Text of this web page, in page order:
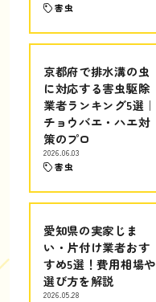
害虫
京都府で排水溝の虫
に対応する害虫駆除
業者ランキング5選｜
チョウバエ・ハエ対
策のプロ
2026.06.03
害虫
愛知県の実家じま
い・片付け業者おす
すめ5選！費用相場や
選び方を解説
2026.05.28